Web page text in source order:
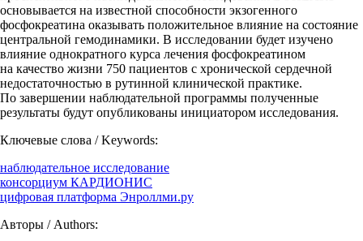
основывается на известной способности экзогенного
фосфокреатина оказывать положительное влияние на состояние
центральной гемодинамики. В исследовании будет изучено
влияние однократного курса лечения фосфокреатином
на качество жизни 750 пациентов с хронической сердечной
недостаточностью в рутинной клинической практике.
По завершении наблюдательной программы полученные
результаты будут опубликованы инициатором исследования.
Ключевые слова / Keywords:
наблюдательное исследование
консорциум КАРДИОНИС
цифровая платформа Энроллми.ру
Авторы / Authors: